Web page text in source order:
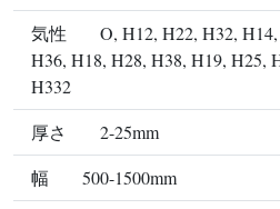
気性
O, H12, H22, H32,
H36, H18, H28, H38, H19, H25,
H332
厚さ
2-25mm
幅
500-1500mm